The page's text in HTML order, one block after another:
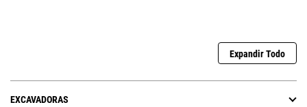
Expandir Todo
EXCAVADORAS